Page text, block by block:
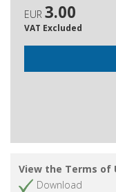
EUR 3.00
VAT Excluded
View the Terms of
Download